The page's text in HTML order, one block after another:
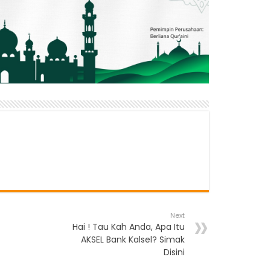
Next
Hai ! Tau Kah Anda, Apa Itu
AKSEL Bank Kalsel? Simak
Disini